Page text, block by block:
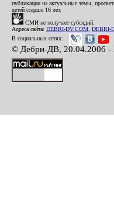
публикации на актуальные темы,
детей старше 16 лет.
СМИ не получает субсидий.
Адреса сайта: DEBRI-DV.COM DEBRI-
В социальных сетях:
© Дебри-ДВ, 20.04.2006 -